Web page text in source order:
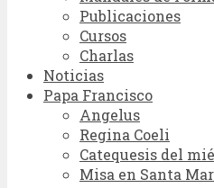
Publicaciones
Cursos
Charlas
Noticias
Papa Francisco
Angelus
Regina Coeli
Catequesis del
Misa en Santa